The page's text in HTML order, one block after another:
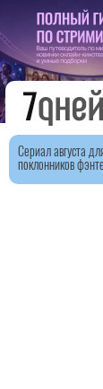
Сериал августа
поклонников